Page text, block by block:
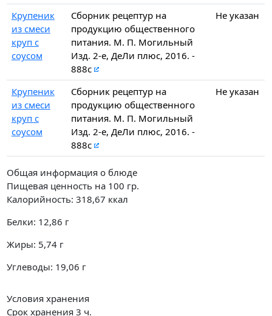
Крупеник
из смеси
круп с
соусом
Сборник рецептур на
продукцию общественного
питания. М. П. Могильный
Изд. 2-е, ДеЛи плюс, 2016. -
888с
Не указан
Крупеник
из смеси
круп с
соусом
Сборник рецептур на
продукцию общественного
питания. М. П. Могильный
Изд. 2-е, ДеЛи плюс, 2016. -
888с
Не указан
Общая информация о блюде
Пищевая ценность на 100 гр.
Калорийность: 318,67 ккал
Белки: 12,86 г
Жиры: 5,74 г
Углеводы: 19,06 г
Условия хранения
Срок хранения 3 ч.